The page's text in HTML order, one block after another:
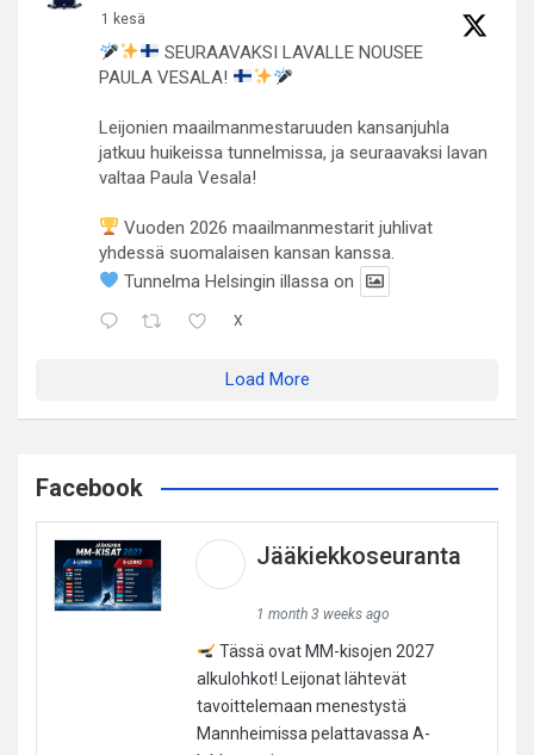
1 kesä
SEURAAVAKSI LAVALLE NOUSEE
PAULA VESALA!
Leijonien maailmanmestaruuden kansanjuhla
jatkuu huikeissa tunnelmissa, ja seuraavaksi lavan
valtaa Paula Vesala!
Vuoden 2026 maailmanmestarit juhlivat
yhdessä suomalaisen kansan kanssa.
Tunnelma Helsingin illassa on
X
Load More
Facebook
Jääkiekkoseuranta
1 month 3 weeks ago
Tässä ovat MM-kisojen 2027
alkulohkot! Leijonat lähtevät
tavoittelemaan menestystä
Mannheimissa pelattavassa A-